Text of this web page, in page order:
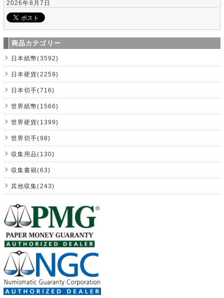
2026年8月7日
商品カテゴリー
日本紙幣(3592)
日本硬貨(2259)
日本切手(716)
世界紙幣(1566)
世界硬貨(1399)
世界切手(98)
収集用品(130)
収集書籍(63)
其他収集(243)